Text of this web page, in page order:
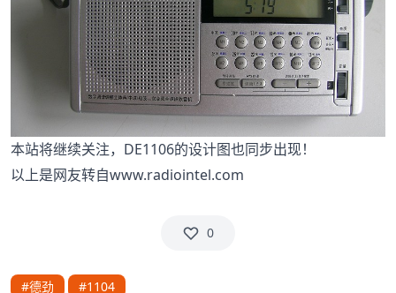
本站将继续关注，DE1106的设计图也同步出现！
以上是网友转自www.radiointel.com
0
#德劲 #1104